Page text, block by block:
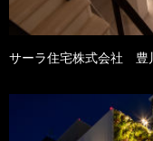
サーラ住宅株式会社 豊